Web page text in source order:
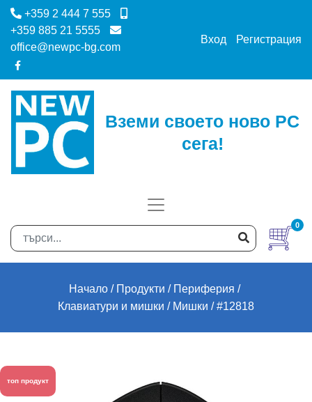
+359 2 444 7 555
+359 885 21 5555
office@newpc-bg.com
Вход Регистрация
Вземи своето ново PC
сега!
0
Начало Продукти
Периферия
Клавиатури и мишки
Мишки #12818
топ продукт